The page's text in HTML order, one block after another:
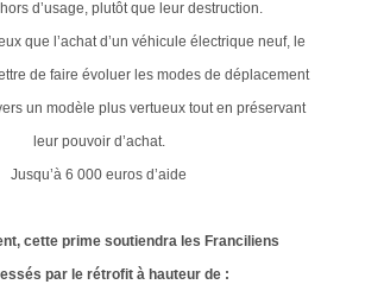
d’usage, plutôt que leur destruction.
que l’achat d’un véhicule électrique neuf, le
de faire évoluer les modes de déplacement
un modèle plus vertueux tout en préservant
leur pouvoir d’achat.
Jusqu’à 6 000 euros d’aide
cette prime soutiendra les Franciliens
par le rétrofit à hauteur de :